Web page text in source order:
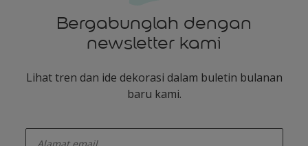
Bergabunglah dengan
newsletter kami
Lihat tren dan ide dekorasi dalam buletin bulanan
baru kami.